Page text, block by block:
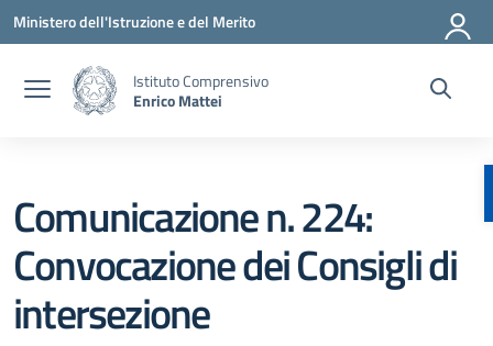
Vai ai contenuti
Vai al menu di navigazione
Vai al footer
Ministero dell'Istruzione e del Merito
Istituto Comprensivo
Enrico Mattei
Comunicazione n. 224:
Convocazione dei Consigli di
intersezione